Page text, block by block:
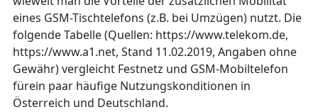
eines GSM-Tischtelefons (z.B. bei Umzügen) nutzt. Die
folgende Tabelle (Quellen: https://www.telekom.de,
https://www.a1.net, Stand 11.02.2019, Angaben ohne
Gewähr) vergleicht Festnetz und GSM-Mobiltelefon
fürein paar häufige Nutzungskonditionen in
Österreich und Deutschland.